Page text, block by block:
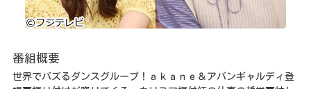
番組概要
世界でバズるダンスグループ！ａｋａｎｅ＆アバンギャルディ登